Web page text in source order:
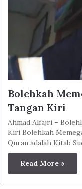
Bolehkah
Tangan Kiri
Ahmad Alfajri –
Kiri Bolehkah
Quran adalah Kitab
Read More »